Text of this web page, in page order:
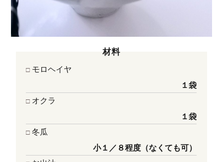
材料
モロヘイヤ
１袋
オクラ
１袋
冬瓜
小１／８程度（なくても可）